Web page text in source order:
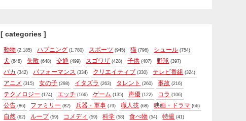
[ categories ]
動物 (2,185) ハプニング (1,780) スポーツ (945) 猫 (796) シュール (754)
犬 (648) 失敗 (648) 交通 (499) スゴワザ (428) 子供 (407) 野球 (397)
バカ (342) パフォーマンス (334) クリエイティブ (330) テレビ番組 (324)
アニメ (315) 女の子 (298) イタズラ (263) タレント (260) 事故 (216)
テクノロジー (174) エッチ (166) ゲーム (135) 声優 (122) コラ (106)
公告 (86) ファミリー (82) 兵器・軍事 (79) 職人技 (68) 映画・ドラマ (66)
自然 (62) ループ (59) コメディ (59) 科学 (58) 食べ物 (54) 特撮 (41)